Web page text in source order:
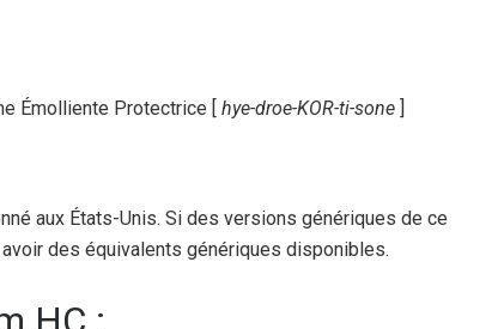
Émolliente Protectrice [ hye-droe-KOR-ti-sone ]
aux États-Unis. Si des versions génériques de ce
des équivalents génériques disponibles.